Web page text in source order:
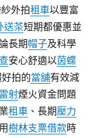
外拍租車以豐富
送茶短期都優惠並
長期帽子及科學
安心舒適以茵蝶
拍的當舖有效減
射煙火資金問題
租車 、長期壓力
樹林支票借款時